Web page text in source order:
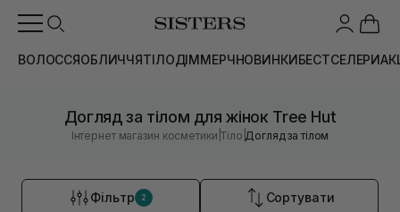
ВОЛОССЯОБЛИЧЧЯТІЛОДІММЕРЧНОВИНКИБЕСТСЕЛЕРИ
Догляд за тілом для жінок Tree Hut
Інтернет магазин косметики |Тіло |Догляд за тілом
Фільтр 2 Сортувати